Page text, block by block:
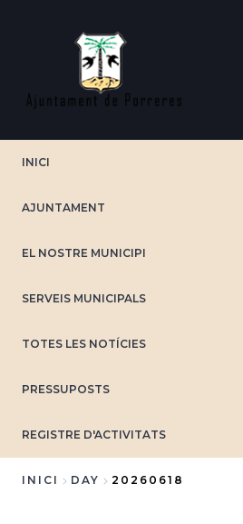
INICI
AJUNTAMENT
EL NOSTRE MUNICIPI
SERVEIS MUNICIPALS
TOTES LES NOTÍCIES
PRESSUPOSTS
REGISTRE D'ACTIVITATS
INICI DAY 20260618